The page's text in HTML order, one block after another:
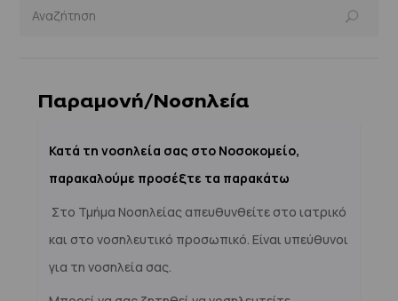
Παραμονή/Νοσηλεία
Κατά τη νοσηλεία σας στο Νοσοκομείο,
παρακαλούμε προσέξτε τα παρακάτω
Στο Τμήμα Νοσηλείας απευθυνθείτε στο ιατρικό
και στο νοσηλευτικό προσωπικό. Είναι υπεύθυνοι
για τη νοσηλεία σας.